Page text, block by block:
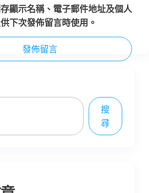
顯示名稱、電子郵件地址及個人
下次發佈留言時使用。
搜
尋